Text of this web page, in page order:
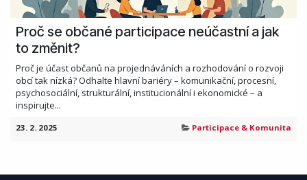
Proč se občané participace neúčastní a jak
to změnit?
Proč je účast občanů na projednáváních a rozhodování o rozvoji
obcí tak nízká? Odhalte hlavní bariéry – komunikační, procesní,
psychosociální, strukturální, institucionální i ekonomické – a
inspirujte...
23. 2. 2025 Participace & Komunita